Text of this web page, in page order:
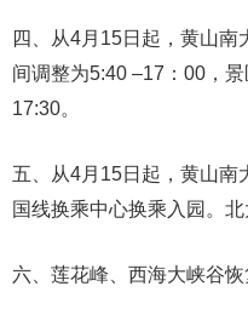
四、从4月15日起，黄山
间调整为5:40 –17：00，
17:30。
五、从4月15日起，黄山南
国线换乘中心换乘入园。
六、莲花峰、西海大峡谷恢